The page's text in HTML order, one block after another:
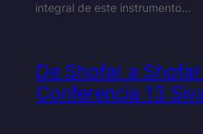
integral de este instrumento…
De Shofar a
Conferencia 13